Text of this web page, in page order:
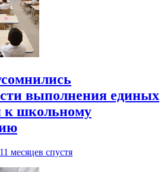
выполнения единых
к школьному
11 месяцев спустя